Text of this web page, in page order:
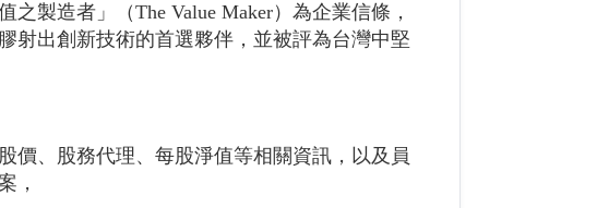
製造者」（The Value Maker）為企業信條，
射出創新技術的首選夥伴，並被評為台灣中堅
價、股務代理、每股淨值等相關資訊，以及員
，